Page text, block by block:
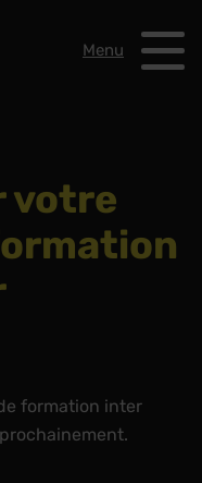
Menu
votre
formation inter